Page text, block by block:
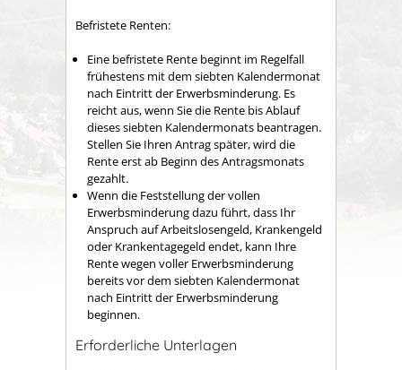
Befristete Renten:
Eine befristete Rente beginnt im Regelfall
frühestens mit dem siebten Kalendermonat
nach Eintritt der Erwerbsminderung. Es
reicht aus, wenn Sie die Rente bis Ablauf
dieses siebten Kalendermonats beantragen.
Stellen Sie Ihren Antrag später, wird die
Rente erst ab Beginn des Antragsmonats
gezahlt.
Wenn die Feststellung der vollen
Erwerbsminderung dazu führt, dass Ihr
Anspruch auf Arbeitslosengeld, Krankengeld
oder Krankentagegeld endet, kann Ihre
Rente wegen voller Erwerbsminderung
bereits vor dem siebten Kalendermonat
nach Eintritt der Erwerbsminderung
beginnen.
Erforderliche Unterlagen